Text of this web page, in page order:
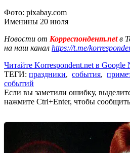
Фото: pixabay.com
Именины 20 июля
Новости от Корреспондент.netв
на наш канал https://t.me/
Читайте Korrespondent.net в Google
ТЕГИ: праздники, события,
событий
Если вы заметили ошибку,
нажмите Ctrl+Enter, чтобы